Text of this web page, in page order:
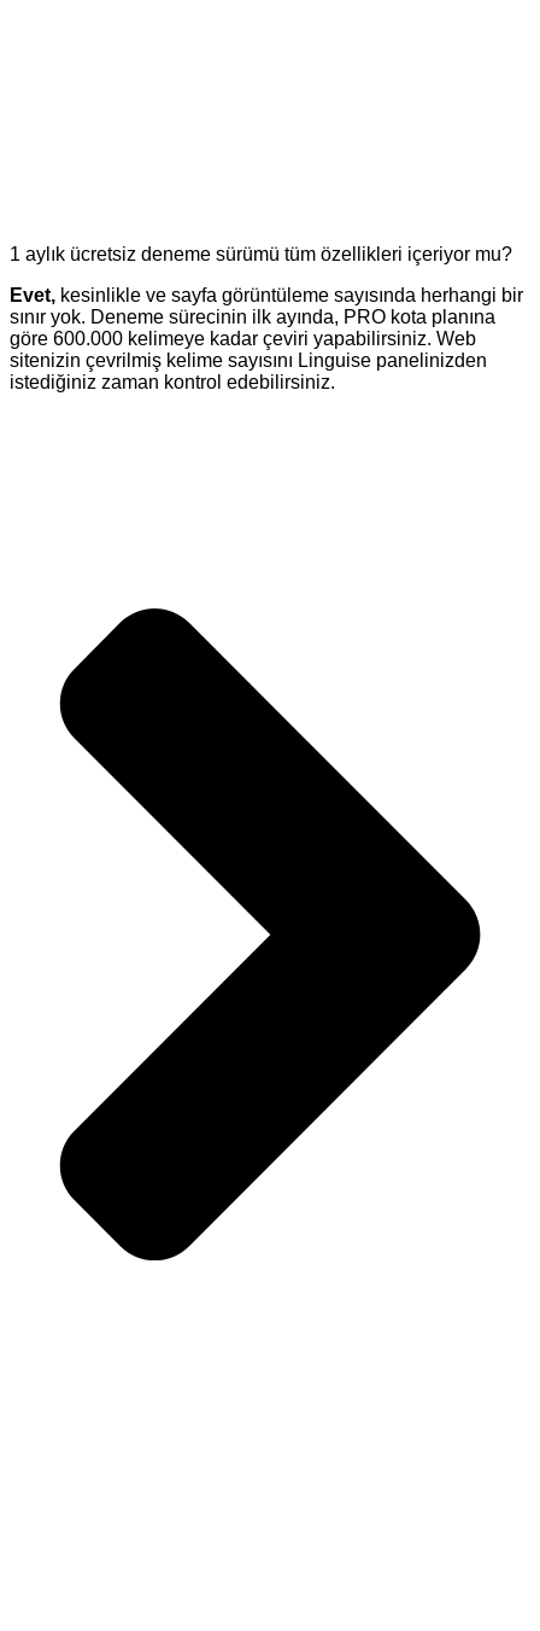
1 aylık ücretsiz deneme sürümü tüm özellikleri içeriyor mu?
Evet, kesinlikle ve sayfa görüntüleme sayısında herhangi bir
sınır yok. Deneme sürecinin ilk ayında, PRO kota planına
göre 600.000 kelimeye kadar çeviri yapabilirsiniz. Web
sitenizin çevrilmiş kelime sayısını Linguise panelinizden
istediğiniz zaman kontrol edebilirsiniz.